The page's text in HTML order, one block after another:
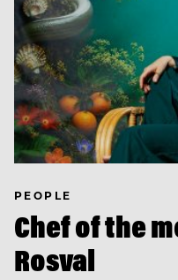
PEOPLE
Chef of the
Rosval